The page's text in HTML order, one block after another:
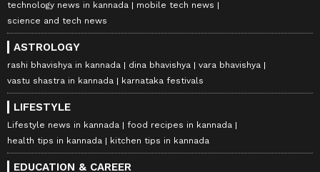
technology news in kannada
mobile tech news
science and tech news
ASTROLOGY
rashi bhavishya in kannada dina bhavishya
vara bhavishya
vastu shastra in kannada
karnataka festivals
LIFESTYLE
Lifestyle news in kannada
food recipes in kannada
health tips in kannada
kitchen tips in kannada
EDUCATION & CAREER